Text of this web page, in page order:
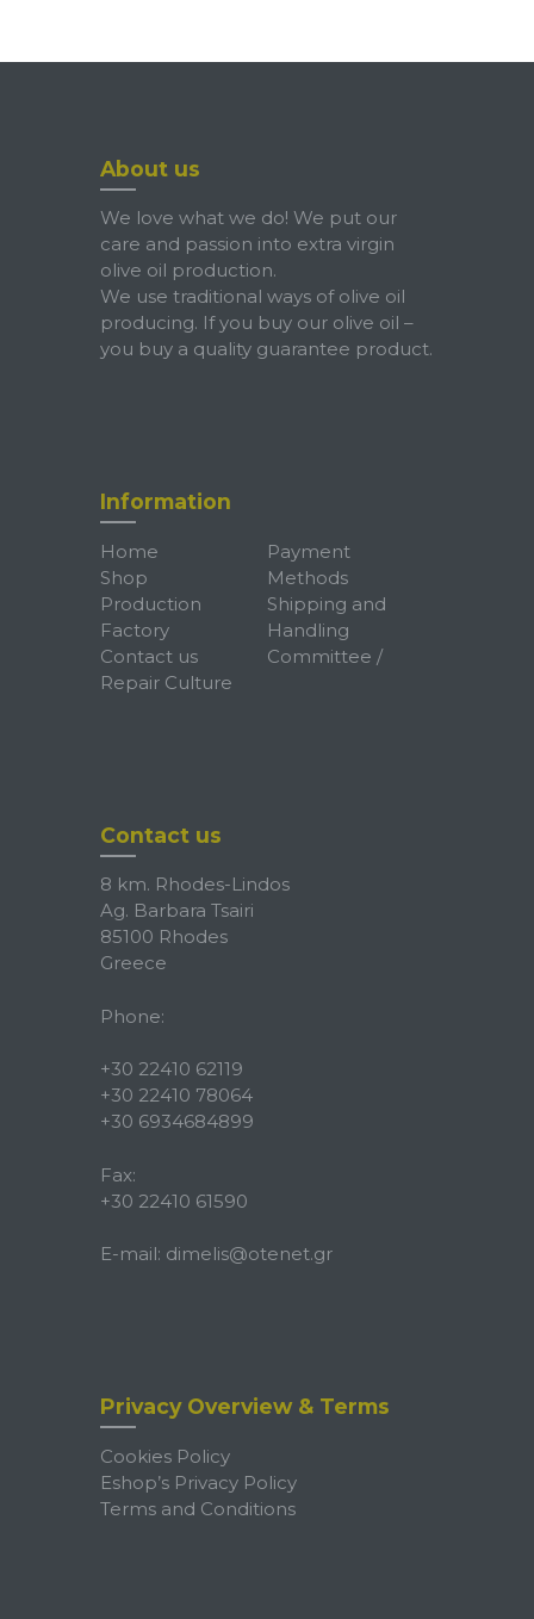
About us
We love what we do! We put our
care and passion into extra virgin
olive oil production.
We use traditional ways of olive oil
producing. If you buy our olive oil –
you buy a quality guarantee product.
Information
Home
Shop
Production
Factory
Contact us
Payment
Methods
Shipping and
Handling
Committee /
Repair Culture
Contact us
8 km. Rhodes-Lindos
Ag. Barbara Tsairi
85100 Rhodes
Greece
Phone:
+30 22410 62119
+30 22410 78064
+30 6934684899
Fax:
+30 22410 61590
E-mail: dimelis@otenet.gr
Privacy Overview & Terms
Cookies Policy
Eshop’s Privacy Policy
Terms and Conditions